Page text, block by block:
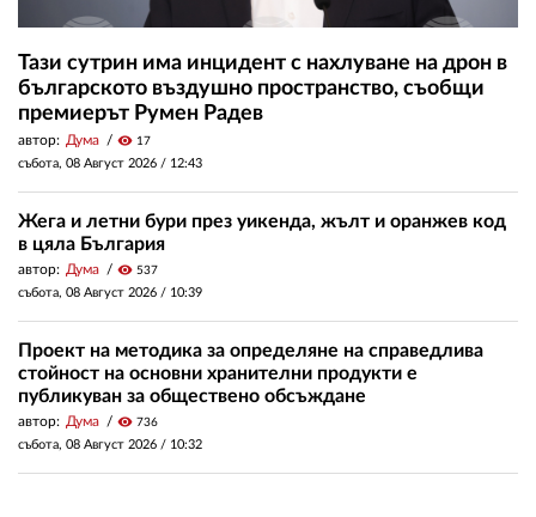
Тази сутрин има инцидент с нахлуване на дрон в
българското въздушно пространство, съобщи
премиерът Румен Радев
автор: Дума visibility 17
събота, 08 Август 2026 / 12:43
Жега и летни бури през уикенда, жълт и оранжев код
в цяла България
автор: Дума visibility 537
събота, 08 Август 2026 / 10:39
Проект на методика за определяне на справедлива
стойност на основни хранителни продукти е
публикуван за обществено обсъждане
автор: Дума visibility 736
събота, 08 Август 2026 / 10:32